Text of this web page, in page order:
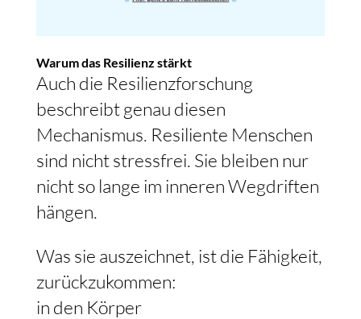
Warum das Resilienz stärkt
Auch die Resilienzforschung
beschreibt genau diesen
Mechanismus. Resiliente Menschen
sind nicht stressfrei. Sie bleiben nur
nicht so lange im inneren Wegdriften
hängen.
Was sie auszeichnet, ist die Fähigkeit,
zurückzukommen:
in den Körper